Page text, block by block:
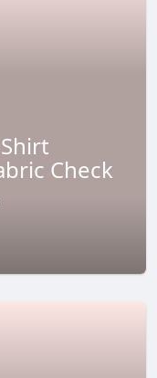
Check